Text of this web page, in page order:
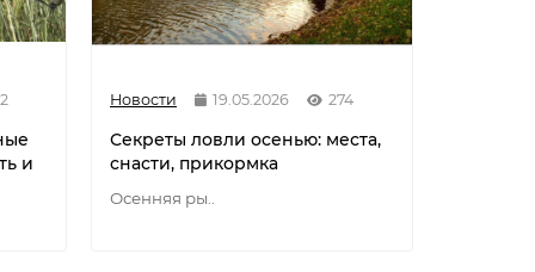
и
Новости 19.05.2026 274
Секреты ловли осенью: места,
снасти, прикормка
Осенняя ры..